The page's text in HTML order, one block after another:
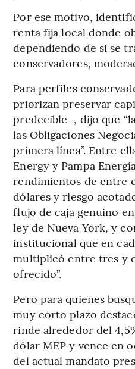
Por ese motivo,
renta fija local donde
dependiendo de si se
conservadores,
Para perfiles
priorizan preservar
predecible–, dijo que
las Obligaciones
primera línea”. Entre
Energy y Pampa
rendimientos de entre
dólares y riesgo
flujo de caja genuino
ley de Nueva York, y
institucional que en
multiplicó entre tres y
ofrecido”.
Pero para quienes
muy corto plazo
rinde alrededor del
dólar MEP y vence en
del actual mandato